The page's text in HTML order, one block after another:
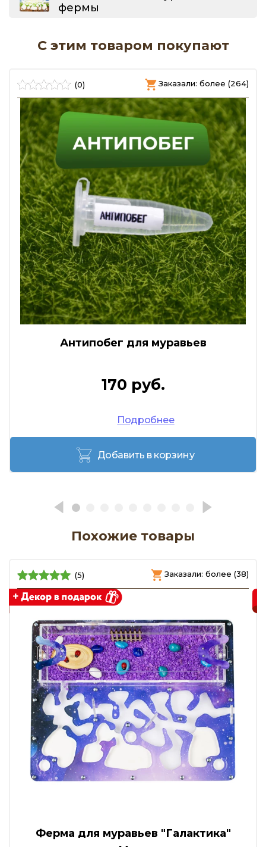
фермы
С этим товаром покупают
(0) Заказали: более (264)
Антипобег для муравьев
170 руб.
Подробнее
Добавить в корзину
Похожие товары
(5) Заказали: более (38)
Ферма для муравьев "Галактика"